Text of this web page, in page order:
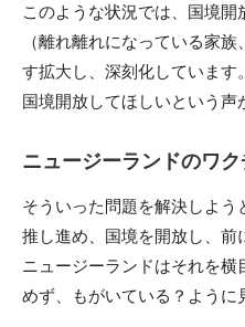
このような状況では、国境
（離れ離れになっている家
す拡大し、深刻化しています
国境開放してほしいという声
ニュージーランドのワ
そういった問題を解決しよ
推し進め、国境を開放し、前
ニュージーランドはそれを
めず、もがいている？ように